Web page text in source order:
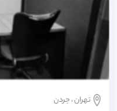
تهران ، جردن